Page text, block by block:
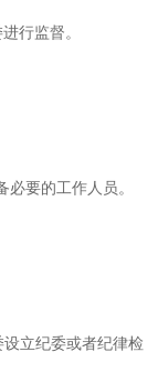
行监督。
要的工作人员。
立纪委或者纪律检